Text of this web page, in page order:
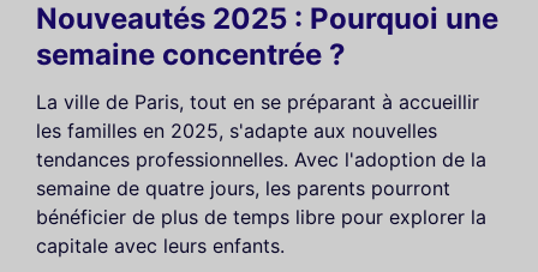
Nouveautés 2025 : Pourquoi une
semaine concentrée ?
La ville de Paris, tout en se préparant à accueillir
les familles en 2025, s'adapte aux nouvelles
tendances professionnelles. Avec l'adoption de la
semaine de quatre jours, les parents pourront
bénéficier de plus de temps libre pour explorer la
capitale avec leurs enfants.